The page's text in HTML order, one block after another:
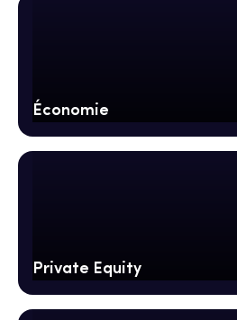
Économie
Private Equity